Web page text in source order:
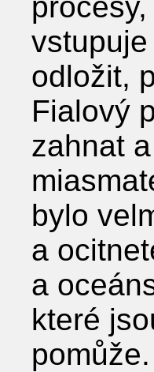
odložit,
Fialový
zahnat
bylo
a
a
které
pomůže.